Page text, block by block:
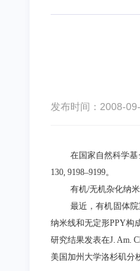
发布时间：2008-
在国家自然科学
130, 9198–9199。
有机/无机杂化纳
最近，有机固体
纳米线和无定形PPY构
研究结果发表在J. Am.
美国加州大学洛杉矶分